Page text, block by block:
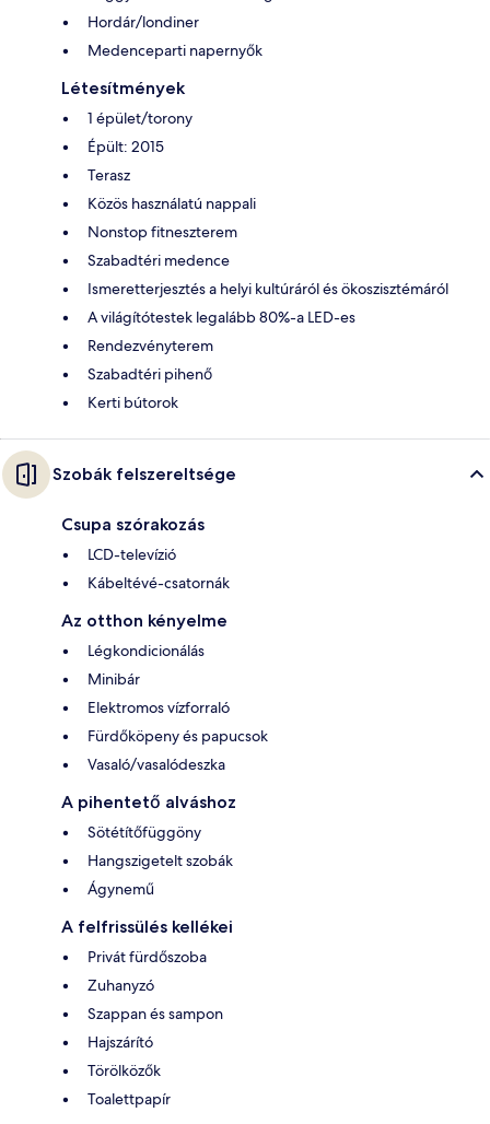
Hordár/londiner
Medenceparti napernyők
Létesítmények
1 épület/torony
Épült: 2015
Terasz
Közös használatú nappali
Nonstop fitneszterem
Szabadtéri medence
Ismeretterjesztés a helyi kultúráról és ökoszisztémáról
A világítótestek legalább 80%-a LED-es
Rendezvényterem
Szabadtéri pihenő
Kerti bútorok
Szobák felszereltsége
Csupa szórakozás
LCD-televízió
Kábeltévé-csatornák
Az otthon kényelme
Légkondicionálás
Minibár
Elektromos vízforraló
Fürdőköpeny és papucsok
Vasaló/vasalódeszka
A pihentető alváshoz
Sötétítőfüggöny
Hangszigetelt szobák
Ágynemű
A felfrissülés kellékei
Privát fürdőszoba
Zuhanyzó
Szappan és sampon
Hajszárító
Törölközők
Toalettpapír